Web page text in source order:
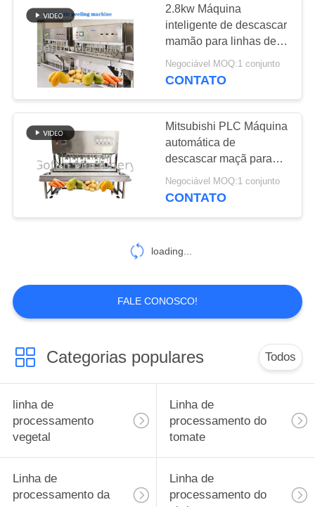
Planta de
processamento de
cenoura
15
Equipamento de
30
Linha da
trasformação de
frutos
81
2.8kw Máquina
inteligente de descascar
mamão para linhas de
processamento de frutas
e vegetais
Negociável MOQ:1 conjunto
CONTATO
Mitsubishi PLC Máquina
automática de
descascar maçã para
linhas de
processamento de frutas
Negociável MOQ:1 conjunto
CONTATO
loading...
FALE CONOSCO!
Categorias populares Todos
linha de
processamento
vegetal
Linha de
processamento do
tomate
Linha de
processamento da
Linha de
processamento do